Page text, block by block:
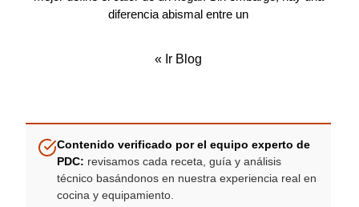
diferencia abismal entre un
« Ir Blog
Contenido verificado por el equipo experto de
PDC: revisamos cada receta, guía y análisis
técnico basándonos en nuestra experiencia real en
cocina y equipamiento.